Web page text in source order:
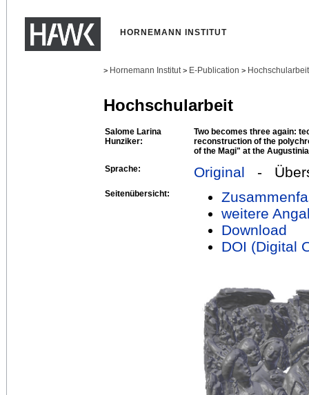
HORNEMANN INSTITUT
> Hornemann Institut > E-Publication >
Hochschularbeit
Salome Larina
Hunziker:
Two becomes three again:
reconstruction of the
of the Magi" at the
Sprache:
Original -
Seitenübersicht:
weitere
Download
DOI (Digital